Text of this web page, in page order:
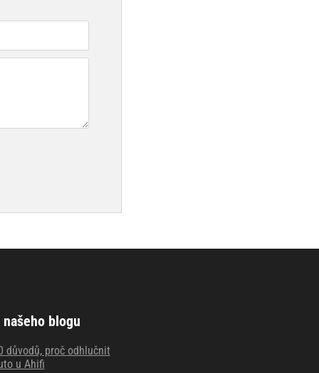
našeho blogu
důvodů, proč odhlučnit
u Ahifi